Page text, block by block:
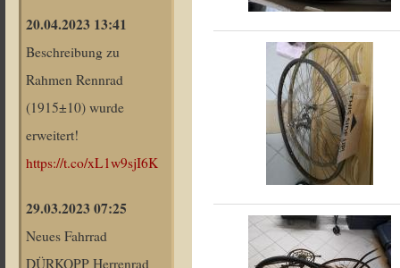
20.04.2023 13:41
Beschreibung zu
Rahmen Rennrad
(1915±10) wurde
erweitert!
https://t.co/xL1w9sjI6K
29.03.2023 07:25
Neues Fahrrad
DÜRKOPP Herrenrad